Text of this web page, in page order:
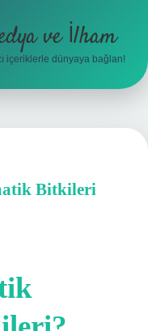
ve İlham
içeriklerle dünyaya bağlan!
Bitkileri